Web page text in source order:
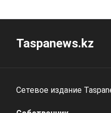
Taspanews.kz
Сетевое издание